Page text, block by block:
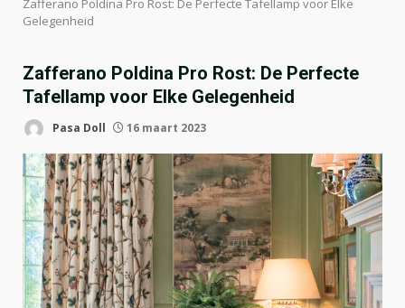
Zafferano Poldina Pro Rost: De Perfecte Tafellamp voor Elke
Gelegenheid
Zafferano Poldina Pro Rost: De Perfecte
Tafellamp voor Elke Gelegenheid
Pasa Doll 16 maart 2023